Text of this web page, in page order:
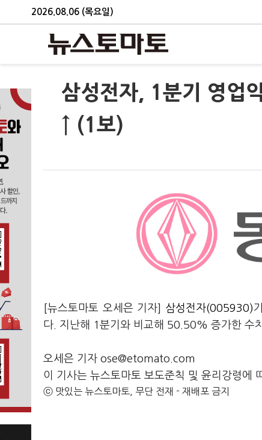
2026.08.06 (목요일)
삼성전자, 1분기 영
↑ (1보)
[뉴스토마토 오세은 기자] 삼성전자(005930)
다. 지난해 1분기와 비교해 50.50% 증가한 수
오세은 기자 ose@etomato.com
이 기사는 뉴스토마토 보도준칙 및 윤리강령에
ⓒ 맛있는 뉴스토마토, 무단 전재 - 재배포 금지